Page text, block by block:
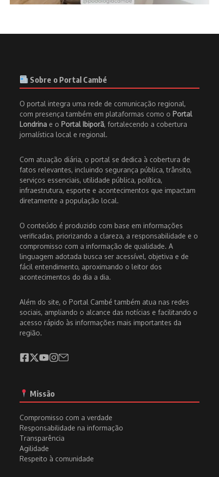
Sobre o Portal Cambé
O portal integra uma rede de comunicação regional,
com presença também em plataformas como o Portal
Londrina e o Portal Ibiporã, fortalecendo a cobertura
jornalística local e regional.
Com atuação diária, o portal se dedica à cobertura de
fatos relevantes, incluindo segurança pública, trânsito,
serviços essenciais, utilidade pública, política,
infraestrutura, esporte e acontecimentos que impactam
diretamente a população local.
O conteúdo é produzido com base em informações
verificadas, priorizando a clareza, a responsabilidade e o
compromisso com a informação de qualidade. A
linguagem adotada busca ser acessível, objetiva e de
fácil entendimento, aproximando o leitor dos
acontecimentos do dia a dia.
Além do site, o Portal Cambé também atua nas redes
sociais, ampliando o alcance das notícias e facilitando o
acesso rápido às informações mais importantes da
região.
Missão
Compromisso com a verdade
Responsabilidade na informação
Transparência
Agilidade
Respeito à comunidade